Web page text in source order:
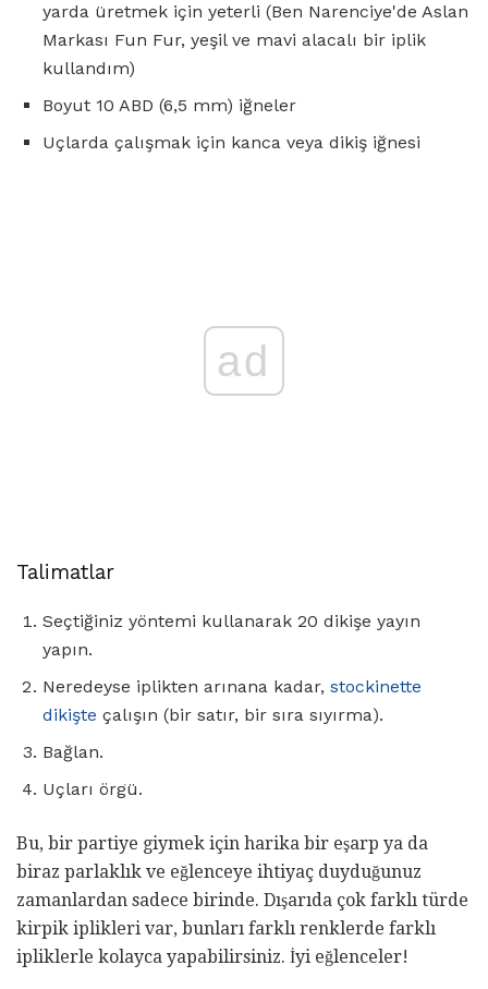
yarda üretmek için yeterli (Ben Narenciye'de Aslan
Markası Fun Fur, yeşil ve mavi alacalı bir iplik
kullandım)
Boyut 10 ABD (6,5 mm) iğneler
Uçlarda çalışmak için kanca veya dikiş iğnesi
ad
Talimatlar
Seçtiğiniz yöntemi kullanarak 20 dikişe yayın
yapın.
Neredeyse iplikten arınana kadar, stockinette
dikişte çalışın (bir satır, bir sıra sıyırma).
Bağlan.
Uçları örgü.
Bu, bir partiye giymek için harika bir eşarp ya da
biraz parlaklık ve eğlenceye ihtiyaç duyduğunuz
zamanlardan sadece birinde. Dışarıda çok farklı türde
kirpik iplikleri var, bunları farklı renklerde farklı
ipliklerle kolayca yapabilirsiniz. İyi eğlenceler!